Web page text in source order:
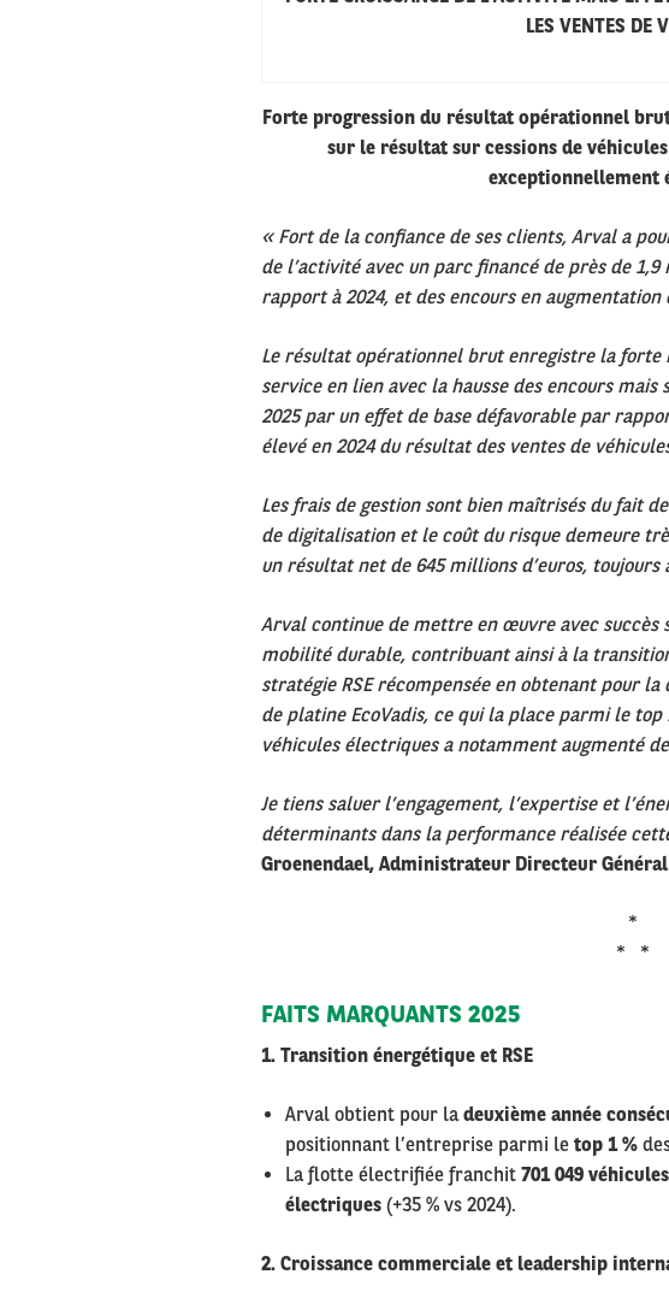
LES VENTES DE V
Forte progression du résultat opérationnel
sur le résultat sur cessions de
exceptionnellement
« Fort de la confiance de ses clients, Arval a
de l’activité avec un parc financé de près de
rapport à 2024, et des encours en augmentation
Le résultat opérationnel brut enregistre la forte
service en lien avec la hausse des encours
2025 par un effet de base défavorable par
élevé en 2024 du résultat des ventes de
Les frais de gestion sont bien maîtrisés du fait
de digitalisation et le coût du risque demeure
un résultat net de 645 millions d’euros, toujours
Arval continue de mettre en œuvre avec succès
mobilité durable, contribuant ainsià la
stratégie RSE récompensée en obtenant pour
de platine EcoVadis, ce qui la place parmi le
véhicules électriques a notamment augmenté
Je tiens saluer l’engagement, l’expertise et
déterminants dans la performance réalisée
Groenendael, Administrateur Directeur Général
*
* *
FAITS MARQUANTS 2025
1. Transition énergétique et RSE
Arval obtient pour ladeuxième année
positionnant l’entreprise parmi le top 1 %
La flotte électrifiée franchit 701 049 véhicules
électriques(+35 % vs 2024).
2. Croissance commerciale et leadership